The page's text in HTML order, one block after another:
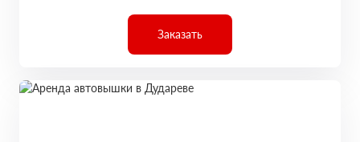
Заказать